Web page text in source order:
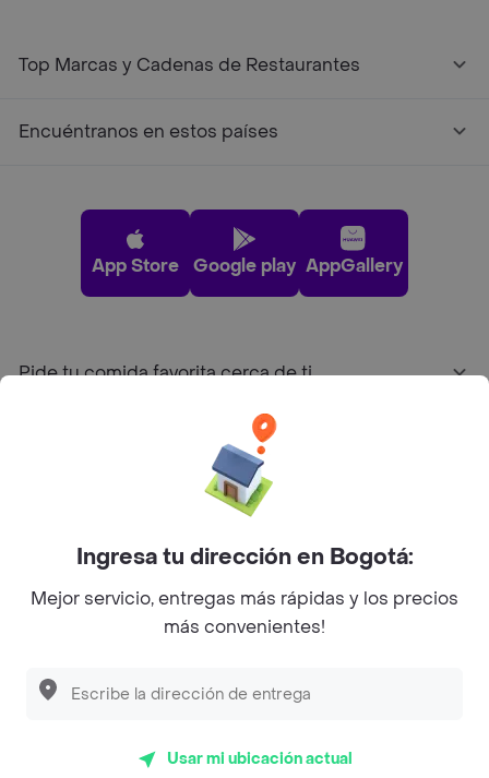
Top Marcas y Cadenas de Restaurantes
Encuéntranos en estos países
App Store Google play AppGallery
Pide tu comida favorita cerca de ti
Sobre Rappi
Facebook
Twitter
Instagram
©2026Rappi Inc. All rights reserved.
Ingresa tu dirección en Bogotá:
Mejor servicio, entregas más rápidas y los precios
más convenientes!
Usar mi ubicación actual